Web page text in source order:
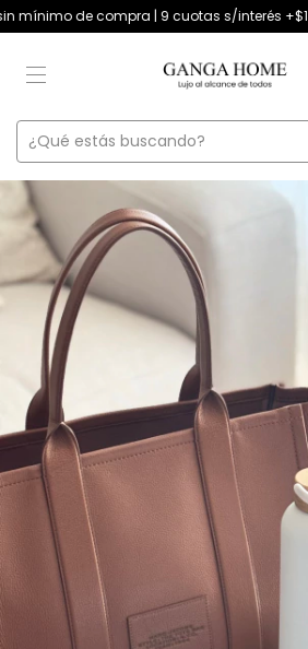
de compra | 9 cuotas s/interés +$180.000